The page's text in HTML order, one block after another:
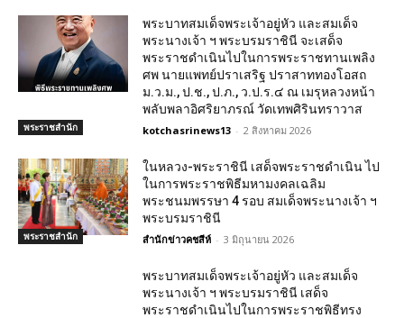
พระราชสำนัก
พระบาทสมเด็จพระเจ้าอยู่หัว และสมเด็จ
พระนางเจ้า ฯ พระบรมราชินี จะเสด็จ
พระราชดำเนินไปในการพระราชทานเพลิง
ศพ นายแพทย์ปราเสริฐ ปราสาททองโอสถ
ม.ว.ม., ป.ช., ป.ภ., ว.ป.ร.๔ ณ เมรุหลวงหน้า
พลับพลาอิศริยาภรณ์ วัดเทพศิรินทราวาส
kotchasrinews13 - 2 สิงหาคม 2026
พระราชสำนัก
ในหลวง-พระราชินี เสด็จพระราชดำเนิน ไป
ในการพระราชพิธีมหามงคลเฉลิม
พระชนมพรรษา 4 รอบ สมเด็จพระนางเจ้า ฯ
พระบรมราชินี
สำนักข่าวคชสีห์ - 3 มิถุนายน 2026
พระบาทสมเด็จพระเจ้าอยู่หัว และสมเด็จ
พระนางเจ้า ฯ พระบรมราชินี เสด็จ
พระราชดำเนินไปในการพระราชพิธีทรง